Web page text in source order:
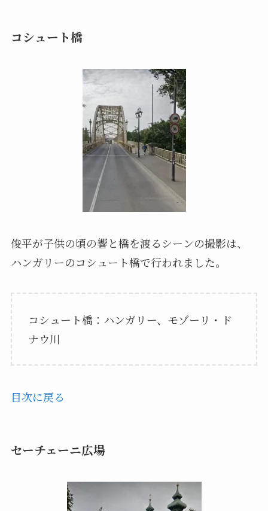
コシュート橋
俊平が子供の頃の響と橋を渡るシーンの撮影は、
ハンガリーのコシュート橋で行われました。
コシュート橋：ハンガリー、モゾーリ・ド
ナウ川
目次に戻る
セーチェーニ広場